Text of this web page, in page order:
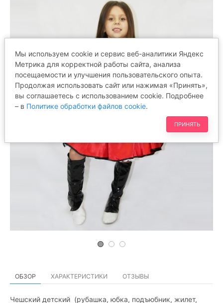
ОБЗОР ХАРАКТЕРИСТИКИ ОТЗЫВЫ
Чешский детский (рубашка, юбка, подъюбник, жилет,
Мы используем cookie и сервис веб-аналитики Яндекс
Метрика для корректной работы сайта, анализа
посещаемости и улучшения пользовательского опыта.
Продолжая использовать сайт или нажимая «Принять»,
вы соглашаетесь с использованием cookie. Подробнее
– в Политике обработки файлов cookie.
ПРИНЯТЬ